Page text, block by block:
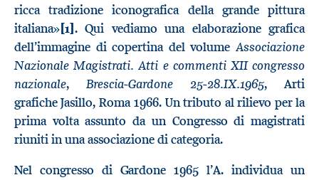
ricca tradizione iconografica della grande pittura
italiana»[1]. Qui vediamo una elaborazione grafica
dell’immagine di copertina del volume Associazione
Nazionale Magistrati. Atti e commenti XII congresso
nazionale, Brescia-Gardone 25-28.IX.1965, Arti
grafiche Jasillo, Roma 1966. Un tributo al rilievo per la
prima volta assunto da un Congresso di magistrati
riuniti in una associazione di categoria.
Nel congresso di Gardone 1965 l’A. individua un